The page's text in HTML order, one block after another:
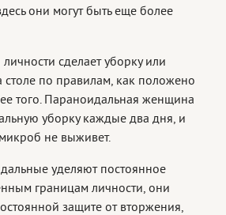
они могут быть еще более
сделает уборку или
столе по правилам, как положено
того. Параноидальная женщина
уборку каждые два дня, и
не выживет.
уделяют постоянное
границам личности, они
защите от вторжения,